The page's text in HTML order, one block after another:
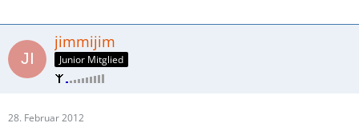
jimmijim
Junior Mitglied
28. Februar 2012